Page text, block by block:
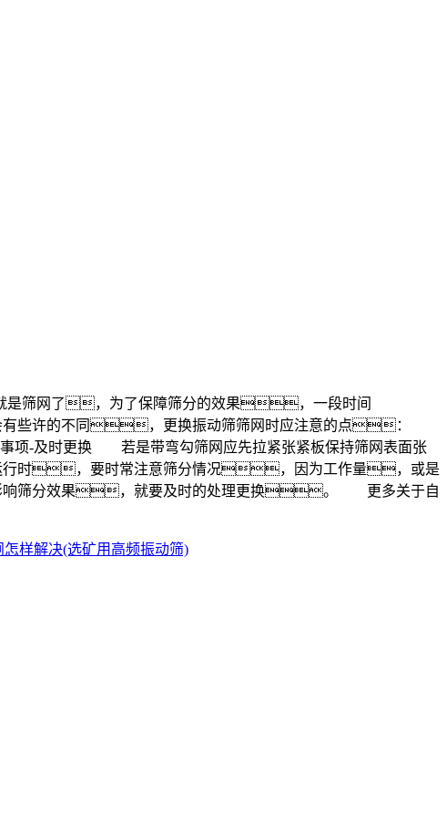
筛网了，为了保障筛分的效果，一段时间
些许的不同，更换振动筛筛网时应注意的点：
-及时更换 若是带弯勾筛网应先拉紧张紧板保持筛网表面张
时，要时常注意筛分情况，因为工作量，或是
响筛分效果，就要及时的处理更换。 更多关于自
样解决(选矿用高频振动筛)